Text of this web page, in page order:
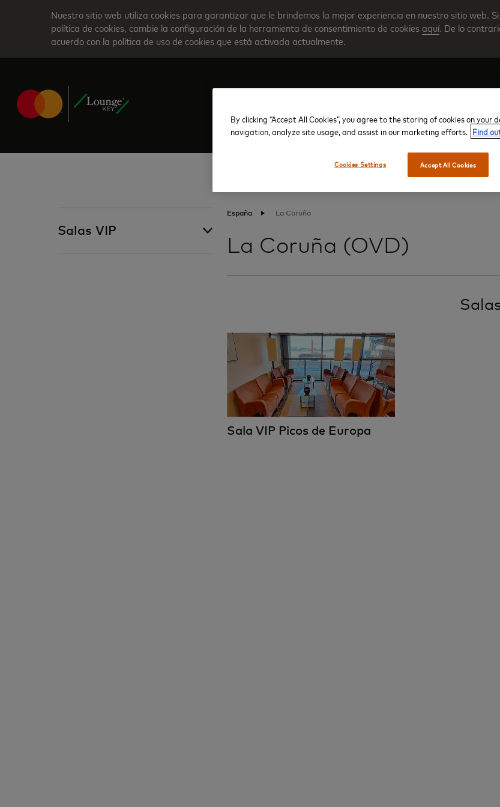
content
Nuestro sitio web utiliza cookies para garantizar que le brindemos la mejor experiencia en nuestro sitio web.
política de cookies, cambie la configuración de la herramienta de consentimiento de cookies aquí. De lo
acuerdo con la política de uso de cookies que está activada actualmente.
Crear su cuenta Descripción general
Salas VIP
España La Coruña
La Coruña (OVD)
Sala VIP Picos de Europa
By clicking “Accept All Cookies”, you agree to the storing of cookies on your
navigation, analyze site usage, and assist in our marketing efforts. Find
Accept All Cookies
Cookies Settings